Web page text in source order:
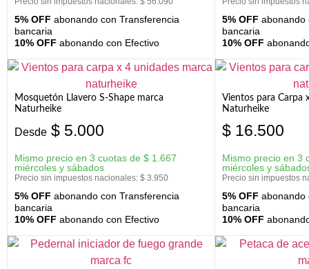
5% OFF abonando con Transferencia
bancaria
10% OFF abonando con Efectivo
5% OFF abonando
bancaria
10% OFF
Mosquetón Llavero S-Shape marca
Naturheike
Desde $ 5.000
Mismo precio en 3 cuotas de $ 1.667
miércoles y sábados
Precio sin impuestos nacionales: $ 3.950
5% OFF abonando con Transferencia
bancaria
10% OFF abonando con Efectivo
Vientos para Carpa
Naturheike
$ 16.500
Mismo precio en 3
miércoles y
Precio sin impuestos
5% OFF abonando
bancaria
10% OFF